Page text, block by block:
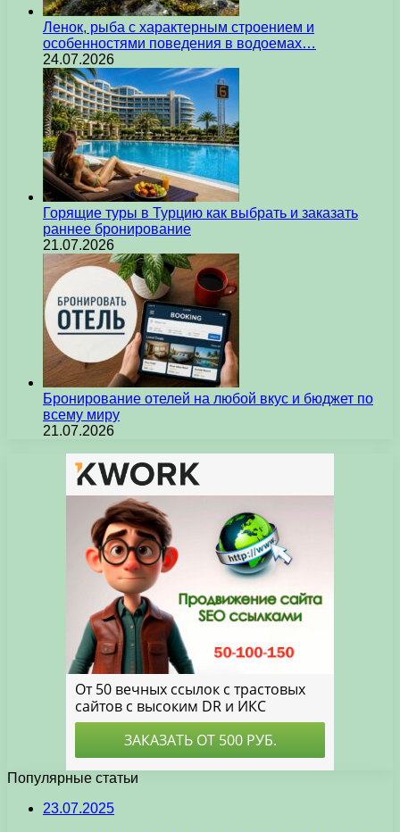
Ленок, рыба с характерным строением и
особенностями поведения в водоемах…
24.07.2026
Горящие туры в Турцию как выбрать и заказать
раннее бронирование
21.07.2026
Бронирование отелей на любой вкус и бюджет по
всему миру
21.07.2026
Популярные статьи
23.07.2025